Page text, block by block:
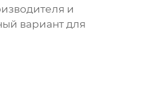
и
вариант для